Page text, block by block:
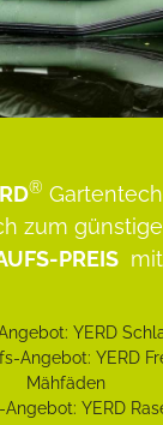
®
zum
PREIS